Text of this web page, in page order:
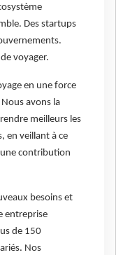
Des startups
voyager.
en une force
avons la
meilleurs les
en veillant à ce
contribution
besoins et
entreprise
de 150
Nos